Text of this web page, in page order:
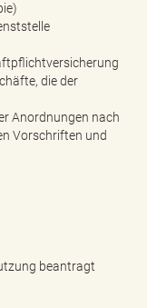
die der
Anordnungen nach
Vorschriften und
beantragt